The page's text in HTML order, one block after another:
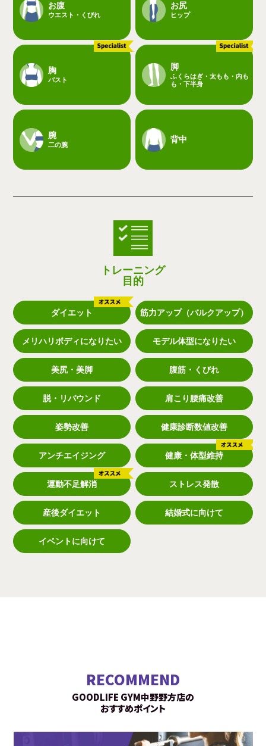
お腹
ウエスト・くびれ
お尻
ヒップ
胸
バスト
脚
ふくらはぎ・太もも・内も
も・下半身
腕
二の腕
背中
トレーニング
目的
ダイエット 筋力アップ（バルクアップ）
メリハリボディになりたい モデル体型になりたい
美尻・美脚 腹筋・くびれ
脱・リバウンド 肩こり腰痛改善
姿勢改善 健康診断数値改善
アンチエイジング 健康・体型維持
運動不足解消 ストレス発散
産後ダイエット 結婚式に向けて
イベントに向けて
RECOMMEND
GOODLIFE GYM中野野方店の
おすすめポイント